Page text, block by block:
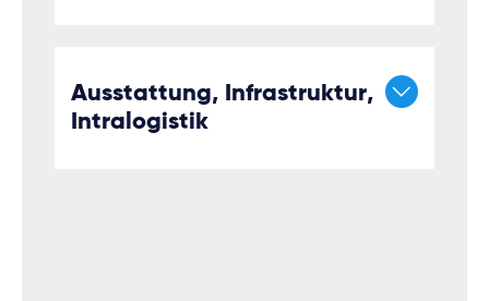
Ausstattung, Infrastruktur,
Intralogistik